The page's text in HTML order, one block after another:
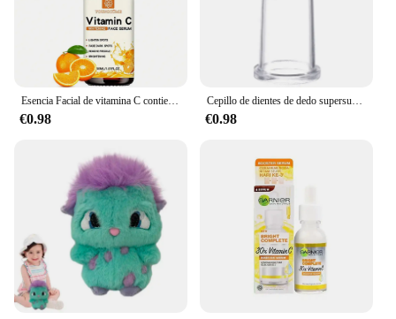
Esencia Facial de vitamina C contiene ácido hialurónico, eliminador de manchas oscuras, reparación hidratante, esencia antienvejecimiento, cuidado de la piel Facial, 30ml
€0.98
Cepillo de dientes de dedo supersuave para mascotas, herramienta de cuidado de dientes de sarro de mal aliento para perro y gato, limpieza de Silicagel, suministros para mascotas
€0.98